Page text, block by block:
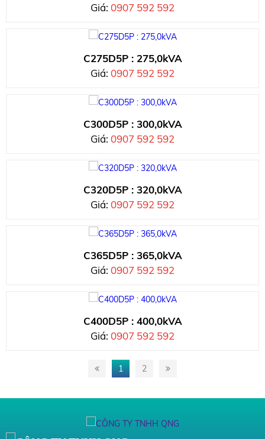
Giá: 0907 592 592
C275D5P : 275,0kVA
Giá: 0907 592 592
C300D5P : 300,0kVA
Giá: 0907 592 592
C320D5P : 320,0kVA
Giá: 0907 592 592
C365D5P : 365,0kVA
Giá: 0907 592 592
C400D5P : 400,0kVA
Giá: 0907 592 592
1 2